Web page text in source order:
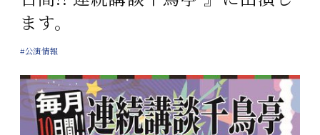
ます。
#公演情報